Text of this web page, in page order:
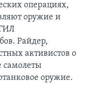
операциях,
оружие и
Райдер,
активистов о
самолеты
оружие.